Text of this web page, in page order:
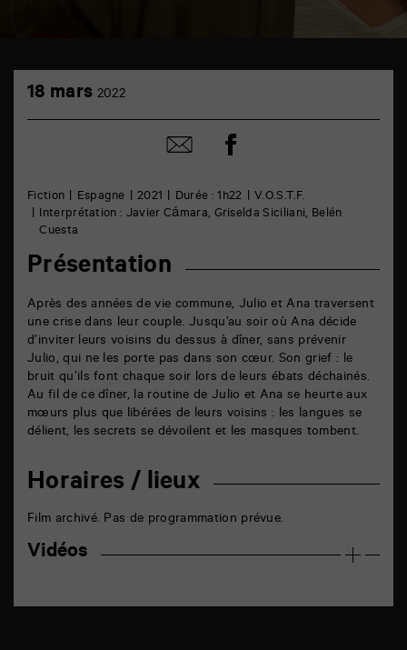
cinéma
PoitiersFiction Espagne 2021 Durée : 1h22
V.O.S.T.F.
Interprétation : Javier Cámara, Griselda Siciliani, Belén
Cuesta
Présentation
Après des années de vie commune, Julio et Ana traversent
une crise dans leur couple. Jusqu’au soir où Ana décide
d’inviter leurs voisins du dessus à dîner, sans prévenir
Julio, qui ne les porte pas dans son cœur. Son grief : le
bruit qu’ils font chaque soir lors de leurs ébats déchainés.
Au fil de ce dîner, la routine de Julio et Ana se heurte aux
mœurs plus que libérées de leurs voisins : les langues se
délient, les secrets se dévoilent et les masques tombent.
Horaires / lieux
Film archivé. Pas de programmation prévue.
Vidéos
18 mars 202218
Partager
par
Partager
sur